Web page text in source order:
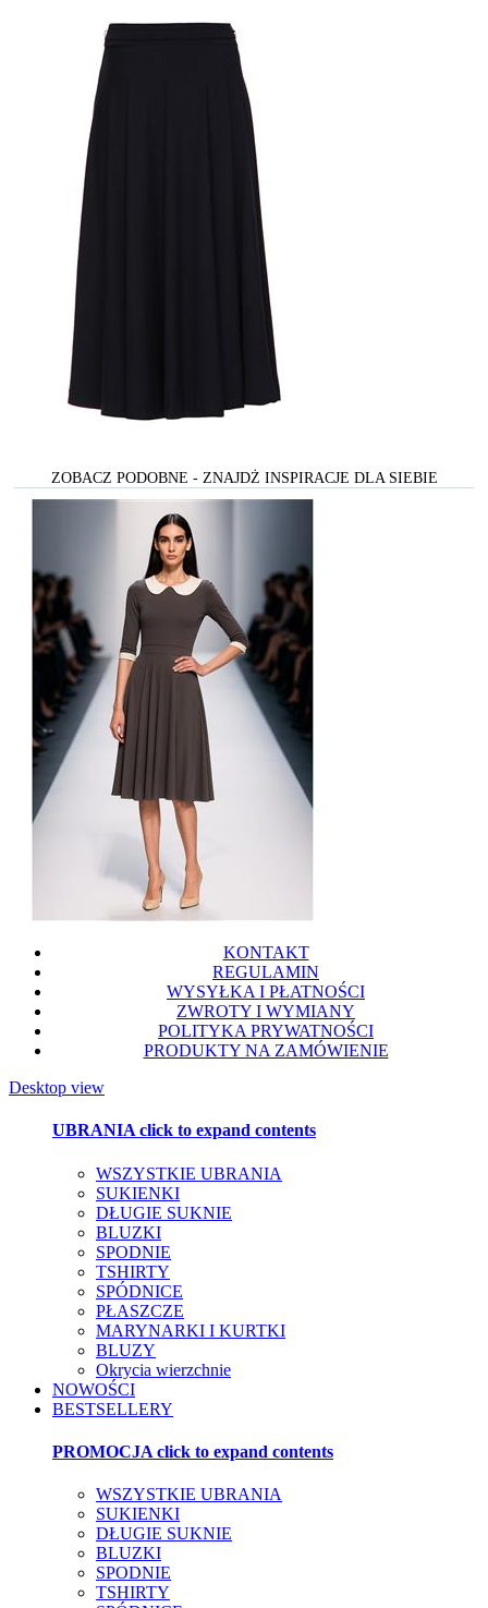
ZOBACZ PODOBNE - ZNAJDŻ INSPIRACJE DLA SIEBIE
KONTAKT
REGULAMIN
WYSYŁKA I PŁATNOŚCI
ZWROTY I WYMIANY
POLITYKA PRYWATNOŚCI
PRODUKTY NA ZAMÓWIENIE
Desktop view
UBRANIAclick to expand contents
WSZYSTKIE UBRANIA
SUKIENKI
DŁUGIE SUKNIE
BLUZKI
SPODNIE
TSHIRTY
SPÓDNICE
PŁASZCZE
MARYNARKI I KURTKI
BLUZY
Okrycia wierzchnie
NOWOŚCI
BESTSELLERY
PROMOCJA click to expand contents
WSZYSTKIE UBRANIA
SUKIENKI
DŁUGIE SUKNIE
BLUZKI
SPODNIE
TSHIRTY